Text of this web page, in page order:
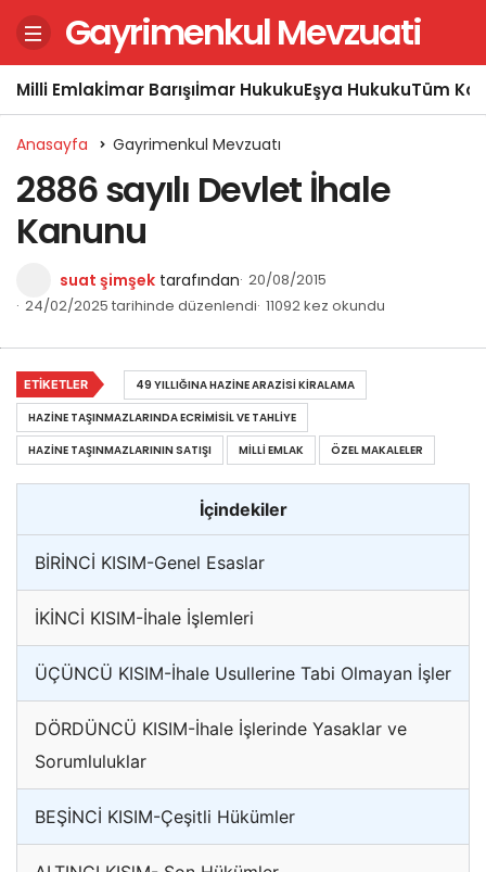
Gayrimenkul Mevzuati
Milli Emlakİmar Barışıİmar HukukuEşya HukukuTüm
Anasayfa Gayrimenkul Mevzuatı
2886 sayılı Devlet İhale
Kanunu
suat şimşek tarafından 20/08/2015
24/02/2025 tarihinde düzenlendi 11092 kez okundu
İçindekiler
BİRİNCİ KISIM-Genel Esaslar
İKİNCİ KISIM-İhale İşlemleri
ÜÇÜNCÜ KISIM-İhale Usullerine Tabi Olmayan İşler
DÖRDÜNCÜ KISIM-İhale İşlerinde Yasaklar ve
Sorumluluklar
BEŞİNCİ KISIM-Çeşitli Hükümler
ETIKETLER
49 YILLIĞINA HAZINE ARAZISI KIRALAMA
HAZINE TAŞINMAZLARINDA ECRIMISIL VE TAHLIYE
HAZINE TAŞINMAZLARININ SATIŞI
MILLI EMLAK ÖZEL MAKALELER